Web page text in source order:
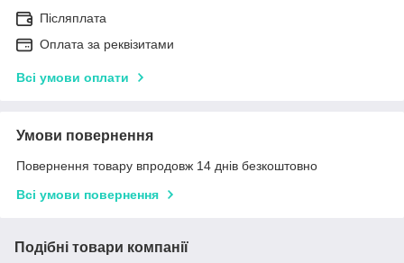
Післяплата
Оплата за реквізитами
Всі умови оплати
Умови повернення
Повернення товару впродовж 14 днів безкоштовно
Всі умови повернення
Подібні товари компанії